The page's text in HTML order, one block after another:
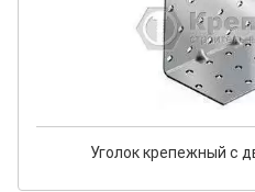
Уголок крепежный с